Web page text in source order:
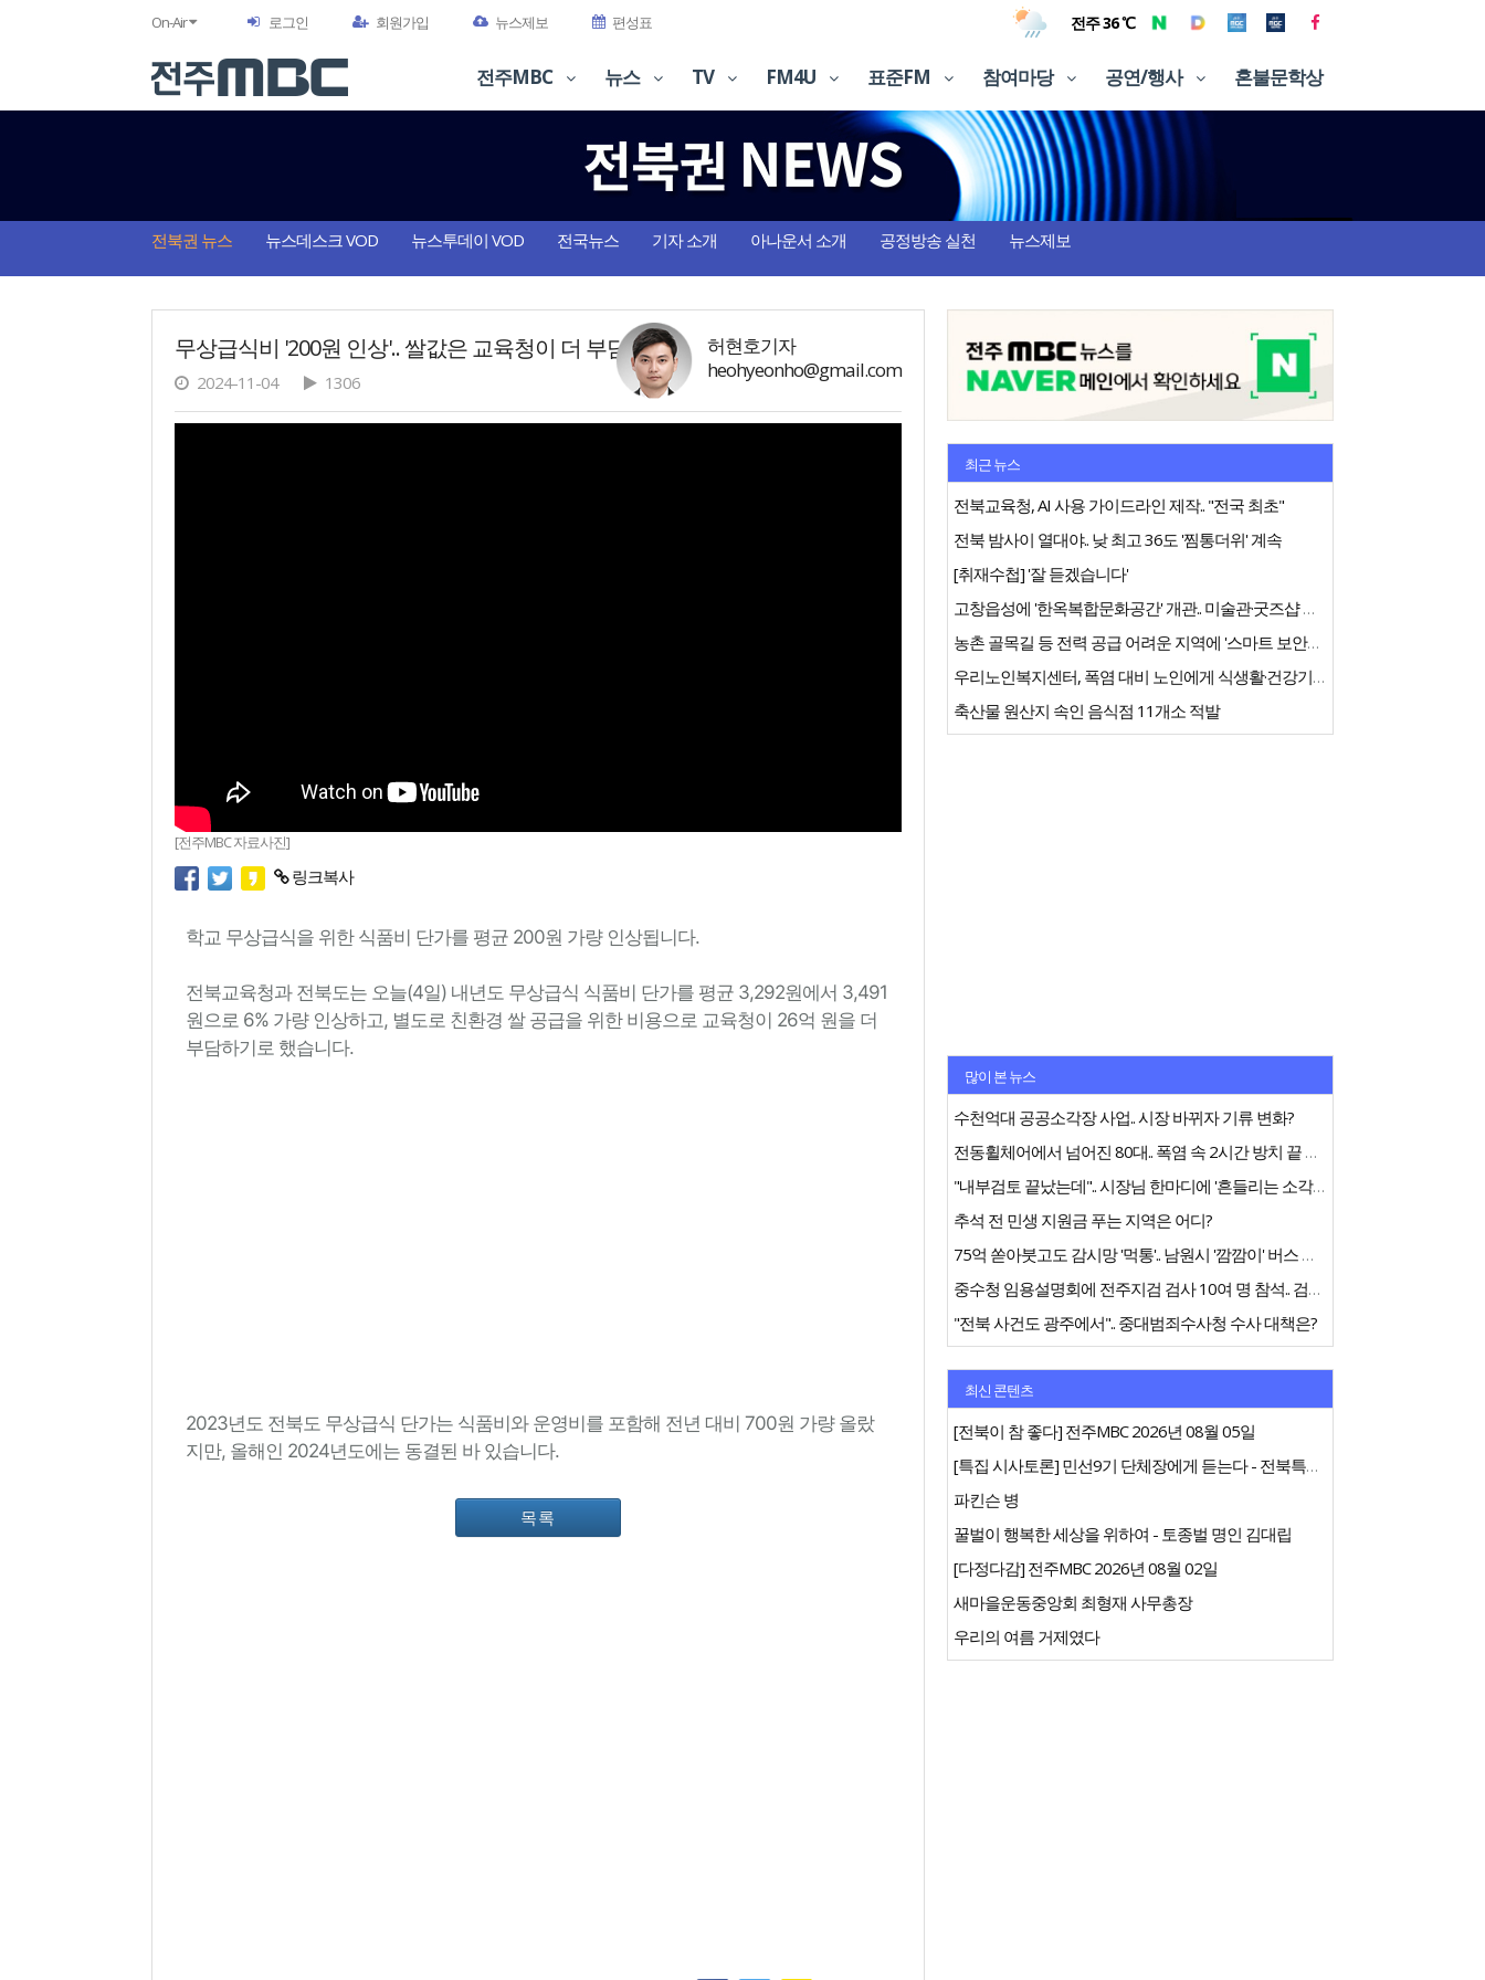
On-Air 로그인 회원가입 뉴스제보 편성표 전주 36 ℃
전주MBC 뉴스 TV FM4U 표준FM 참여마당 공연/행사 혼불문학상
전북권 뉴스 뉴스데스크 VOD 뉴스투데이 VOD 전국뉴스 기자 소개 아나운서 소개 공정방송 실천 뉴스제보
무상급식비 '200원 인상'.. 쌀값은 교육청이 더 부담
2024-11-04 1306
허현호기자
heohyeonho@gmail.com
[전주MBC 자료사진]
링크복사
학교 무상급식을 위한 식품비 단가를 평균 200원 가량 인상됩니다.
전북교육청과 전북도는 오늘(4일) 내년도 무상급식 식품비 단가를 평균 3,292원에서 3,491
원으로 6% 가량 인상하고, 별도로 친환경 쌀 공급을 위한 비용으로 교육청이 26억 원을 더
부담하기로 했습니다.
2023년도 전북도 무상급식 단가는 식품비와 운영비를 포함해 전년 대비 700원 가량 올랐
지만, 올해인 2024년도에는 동결된 바 있습니다.
목록
최근 뉴스
전북교육청, AI 사용 가이드라인 제작.. "전국 최초"
전북 밤사이 열대야.. 낮 최고 36도 '찜통더위' 계속
[취재수첩] '잘 듣겠습니다'
고창읍성에 '한옥복합문화공간' 개관.. 미술관·굿즈샵 갖춰
농촌 골목길 등 전력 공급 어려운 지역에 '스마트 보안등' 도입
우리노인복지센터, 폭염 대비 노인에게 식생활·건강기능식품 긴급 지원
축산물 원산지 속인 음식점 11개소 적발
많이 본 뉴스
수천억대 공공소각장 사업.. 시장 바뀌자 기류 변화?
전동휠체어에서 넘어진 80대.. 폭염 속 2시간 방치 끝 숨져
"내부검토 끝났는데".. 시장님 한마디에 '흔들리는 소각장'
추석 전 민생 지원금 푸는 지역은 어디?
75억 쏟아붓고도 감시망 '먹통'.. 남원시 '깜깜이' 버스 행정
중수청 임용설명회에 전주지검 검사 10여 명 참석.. 검사들 '신중론'
"전북 사건도 광주에서".. 중대범죄수사청 수사 대책은?
최신 콘텐츠
[전북이 참 좋다] 전주MBC 2026년 08월 05일
[특집 시사토론] 민선9기 단체장에게 듣는다 - 전북특별자치도지사
파킨슨 병
꿀벌이 행복한 세상을 위하여 - 토종벌 명인 김대립
[다정다감] 전주MBC 2026년 08월 02일
새마을운동중앙회 최형재 사무총장
우리의 여름 거제였다